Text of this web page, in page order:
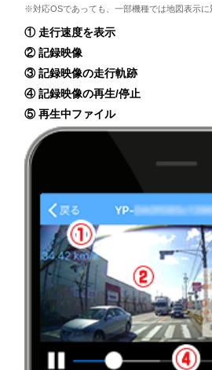
※対応OSであっても、一部機種では地図表示に
① 走行速度を表示
② 記録映像
③ 記録映像の走行軌跡
④ 記録映像の再生/停止
⑤ 再生中ファイル